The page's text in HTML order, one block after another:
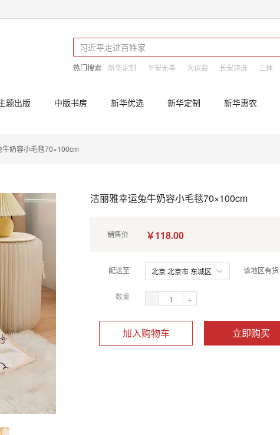
热门搜索 新华定制 平安无事 大运会 长安诗选 三体
题出版 中版书房 新华优选 新华定制 新华惠农
牛奶容小毛毯70×100cm
洁丽雅幸运兔牛奶容小毛毯70×100cm
销售价 ￥118.00
配送至 北京 北京市 东城区 该地区有货
数量 - +
加入购物车 立即购买